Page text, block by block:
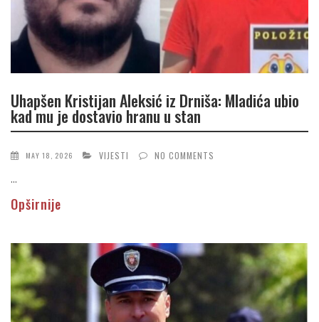
Uhapšen Kristijan Aleksić iz Drniša: Mladića ubio
kad mu je dostavio hranu u stan
MAY 18, 2026 VIJESTI NO COMMENTS
...
Opširnije